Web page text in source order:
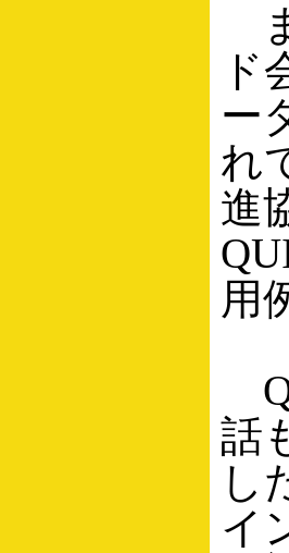
ド
ー
れ
進
用
話
し
イ